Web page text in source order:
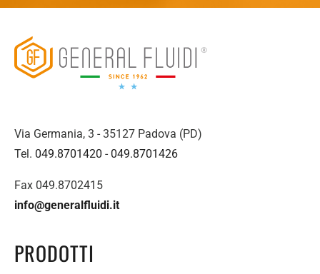
Via Germania, 3 - 35127 Padova (PD)
Tel. 049.8701420 - 049.8701426
Fax 049.8702415
info@generalfluidi.it
PRODOTTI